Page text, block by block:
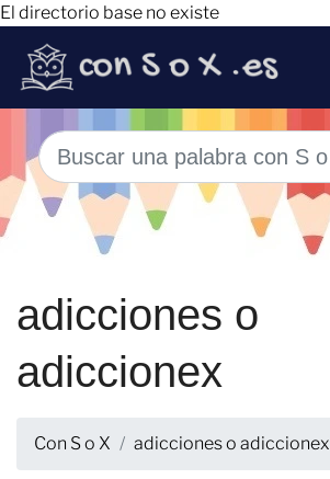
El directorio base no existe
adicciones o
adiccionex
Con S o X adicciones o adiccionex